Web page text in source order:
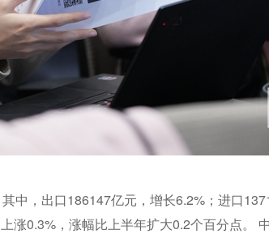
中，出口186147亿元，增长6.2%；进口
涨0.3%，涨幅比上半年扩大0.2个百分点。